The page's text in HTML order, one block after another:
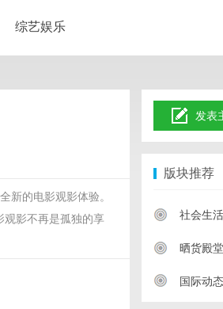
综艺娱乐
新的电影观影体验。
观影不再是孤独的享
发表
版块推荐
社会生活
晒货殿堂
国际动态